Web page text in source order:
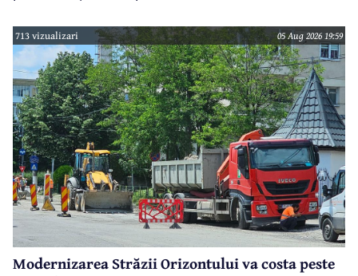
713 vizualizari 05 Aug 2026 19:59
Modernizarea Străzii Orizontului va costa peste